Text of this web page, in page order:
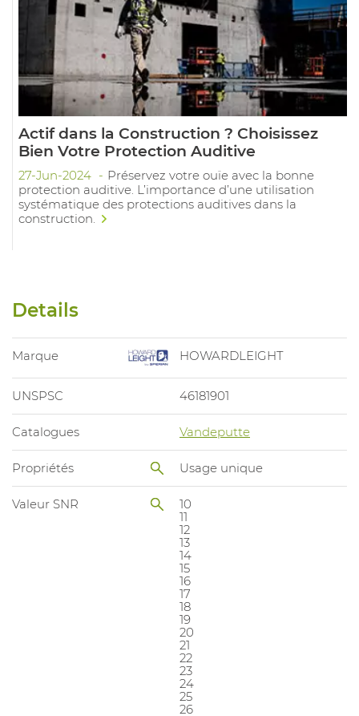
Actif dans la Construction ? Choisissez
Bien Votre Protection Auditive
27-Jun-2024
Préservez votre ouïe avec la bonne
protection auditive. L’importance d’une utilisation
systématique des protections auditives dans la
construction.
Details
Marque HOWARDLEIGHT
UNSPSC 46181901
Catalogues Vandeputte
Propriétés Usage unique
Valeur SNR
10
11
12
13
14
15
16
17
18
19
20
21
22
23
24
25
26